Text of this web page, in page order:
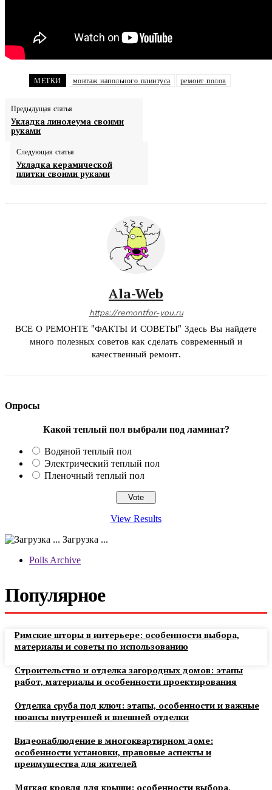
МЕТКИ монтаж напольного плинтуса ремонт полов
Предыдущая статья
Укладка линолеума своими
руками
Следующая статья
Укладка керамической
плитки своими руками
Ala-Web
https://remontfor-you.ru
ВСЕ О РЕМОНТЕ "ФАКТЫ И СОВЕТЫ" Здесь Вы найдете
много полезных советов как сделать современный и
качественный ремонт.
Опросы
Какой теплый пол выбрали под ламинат?
Водяной теплый пол
Электрический теплый пол
Пленочный теплый пол
View Results
Загрузка ...
Polls Archive
Популярное
Римские шторы в интерьере: особенности выбора,
материалы и советы по использованию
Строительство и отделка загородных домов: этапы
работ, материалы и особенности проектирования
Отделка сруба под ключ: этапы, особенности и важные
нюансы внутренней и внешней отделки
Видеонаблюдение в многоквартирном доме:
особенности установки, правовые аспекты и
преимущества для жителей
Мягкая кровля для крыши: особенности выбора,